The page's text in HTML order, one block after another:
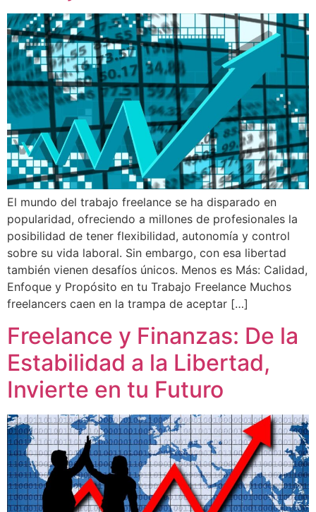
El mundo del trabajo freelance se ha disparado en
popularidad, ofreciendo a millones de profesionales la
posibilidad de tener flexibilidad, autonomía y control
sobre su vida laboral. Sin embargo, con esa libertad
también vienen desafíos únicos. Menos es Más: Calidad,
Enfoque y Propósito en tu Trabajo Freelance Muchos
freelancers caen en la trampa de aceptar […]
Freelance y Finanzas: De la
Estabilidad a la Libertad,
Invierte en tu Futuro